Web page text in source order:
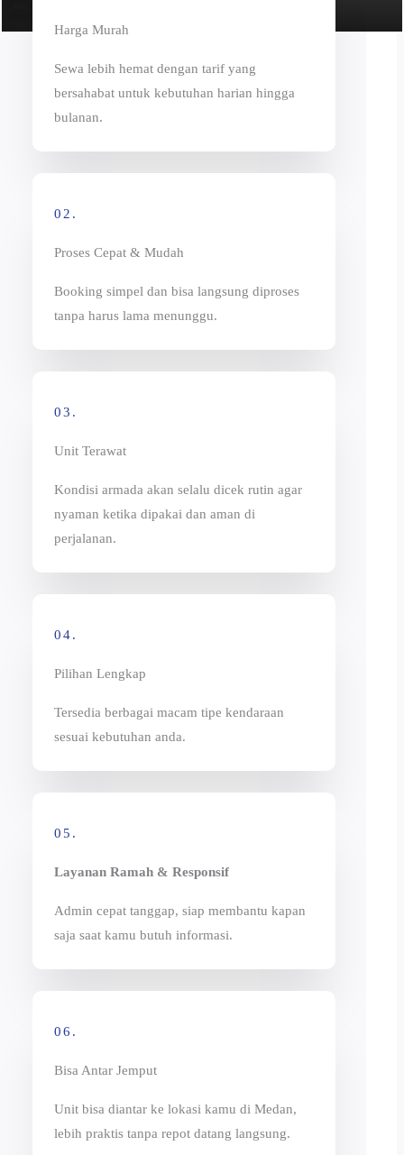
Harga Murah
Sewa lebih hemat dengan tarif yang
bersahabat untuk kebutuhan harian hingga
bulanan.
02.
Proses Cepat & Mudah
Booking simpel dan bisa langsung diproses
tanpa harus lama menunggu.
03.
Unit Terawat
Kondisi armada akan selalu dicek rutin agar
nyaman ketika dipakai dan aman di
perjalanan.
04.
Pilihan Lengkap
Tersedia berbagai macam tipe kendaraan
sesuai kebutuhan anda.
05.
Layanan Ramah & Responsif
Admin cepat tanggap, siap membantu kapan
saja saat kamu butuh informasi.
06.
Bisa Antar Jemput
Unit bisa diantar ke lokasi kamu di Medan,
lebih praktis tanpa repot datang langsung.